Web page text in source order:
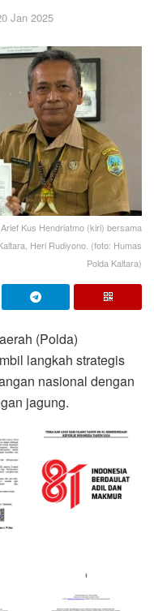
Jan 2025
Kus Hendriatmo (kiri) bersama
Heri Rudiyono. (foto: Humas
Polda Kaltara)
(Polda)
langkah strategis
nasional dengan
jagung.